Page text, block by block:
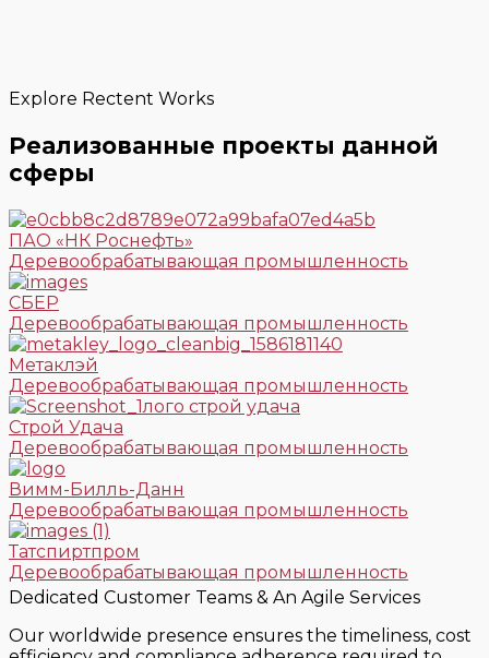
Explore Rectent Works
Реализованные проекты данной
сферы
ПАО «НК Роснефть»
Деревообрабатывающая промышленность
СБЕР
Деревообрабатывающая промышленность
Метаклэй
Деревообрабатывающая промышленность
Строй Удача
Деревообрабатывающая промышленность
Вимм-Билль-Данн
Деревообрабатывающая промышленность
Татспиртпром
Деревообрабатывающая промышленность
Dedicated Customer Teams & An Agile Services
Our worldwide presence ensures the timeliness, cost